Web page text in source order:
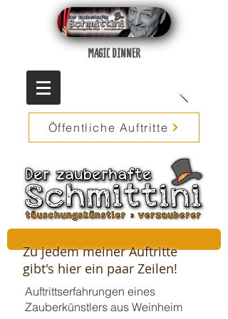
MAGIC DINNER
Öffentliche Auftritte
Zu jedem meiner Auftritte
gibt's hier ein paar Zeilen!
Auftrittserfahrungen eines
Zauberkünstlers aus Weinheim